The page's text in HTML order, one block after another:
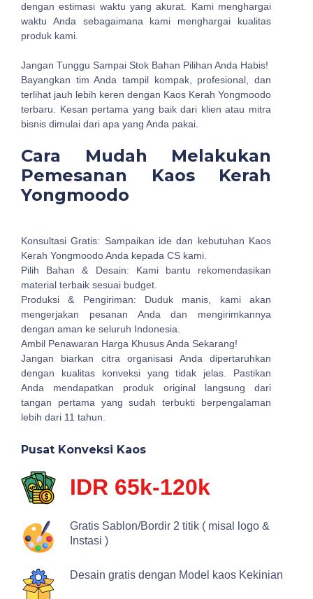
dengan estimasi waktu yang akurat. Kami menghargai
waktu Anda sebagaimana kami menghargai kualitas
produk kami.
Jangan Tunggu Sampai Stok Bahan Pilihan Anda Habis!
Bayangkan tim Anda tampil kompak, profesional, dan
terlihat jauh lebih keren dengan Kaos Kerah Yongmoodo
terbaru. Kesan pertama yang baik dari klien atau mitra
bisnis dimulai dari apa yang Anda pakai.
Cara Mudah Melakukan
Pemesanan Kaos Kerah
Yongmoodo
Konsultasi Gratis: Sampaikan ide dan kebutuhan Kaos
Kerah Yongmoodo Anda kepada CS kami.
Pilih Bahan & Desain: Kami bantu rekomendasikan
material terbaik sesuai budget.
Produksi & Pengiriman: Duduk manis, kami akan
mengerjakan pesanan Anda dan mengirimkannya
dengan aman ke seluruh Indonesia.
Ambil Penawaran Harga Khusus Anda Sekarang!
Jangan biarkan citra organisasi Anda dipertaruhkan
dengan kualitas konveksi yang tidak jelas. Pastikan
Anda mendapatkan produk original langsung dari
tangan pertama yang sudah terbukti berpengalaman
lebih dari 11 tahun.
Pusat Konveksi Kaos
IDR 65k-120k
Gratis Sablon/Bordir 2 titik ( misal logo &
Instasi )
Desain gratis dengan Model kaos Kekinian